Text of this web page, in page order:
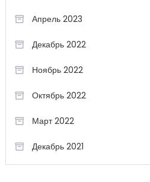
Апрель 2023
Декабрь 2022
Ноябрь 2022
Октябрь 2022
Март 2022
Декабрь 2021